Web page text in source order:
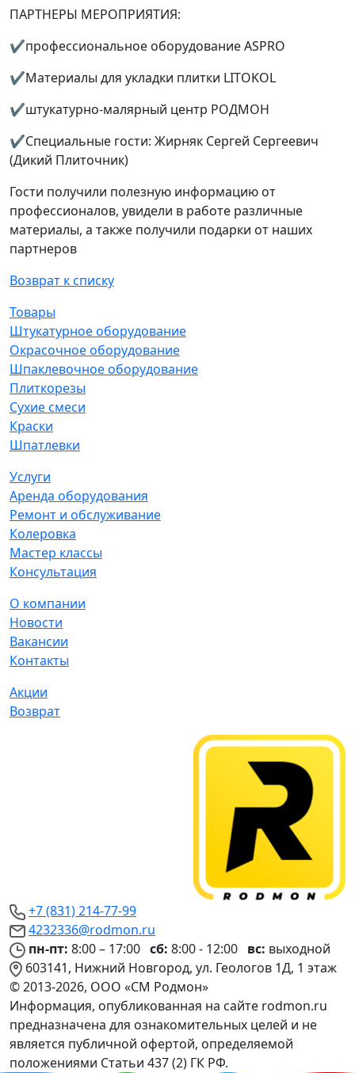
ПАРТНЕРЫ МЕРОПРИЯТИЯ:
✔️профессиональное оборудование ASPRO
✔️Материалы для укладки плитки LITOKOL
✔️штукатурно-малярный центр РОДМОН
✔️Специальные гости: Жирняк Сергей Сергеевич
(Дикий Плиточник)
Гости получили полезную информацию от
профессионалов, увидели в работе различные
материалы, а также получили подарки от наших
партнеров
Возврат к списку
Товары
Штукатурное оборудование
Окрасочное оборудование
Шпаклевочное оборудование
Плиткорезы
Сухие смеси
Краски
Шпатлевки
Услуги
Аренда оборудования
Ремонт и обслуживание
Колеровка
Мастер классы
Консультация
О компании
Новости
Вакансии
Контакты
Акции
Возврат
+7 (831) 214-77-99
4232336@rodmon.ru
пн-пт: 8:00 – 17:00 сб: 8:00 - 12:00 вс: выходной
603141, Нижний Новгород, ул. Геологов 1Д, 1 этаж
© 2013-2026, ООО «СМ Родмон»
Информация, опубликованная на сайте rodmon.ru
предназначена для ознакомительных целей и не
является публичной офертой, определяемой
положениями Статьи 437 (2) ГК РФ.